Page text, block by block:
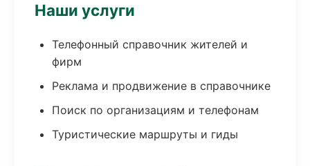
Наши услуги
Телефонный справочник жителей и
фирм
Реклама и продвижение в справочнике
Поиск по организациям и телефонам
Туристические маршруты и гиды